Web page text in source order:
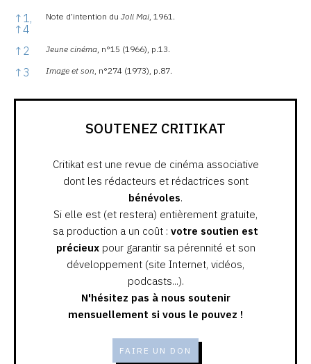
Notes
↑ 1,
↑4
Note d’intention du Joli Mai, 1961.
↑ 2 Jeune cinéma, n°15 (1966), p.13.
↑ 3 Image et son, n°274 (1973), p.87.
SOUTENEZ CRITIKAT
Critikat est une revue de cinéma associative
dont les rédacteurs et rédactrices sont
bénévoles.
Si elle est (et restera) entièrement gratuite,
sa production a un coût : votre soutien est
précieuxpour garantir sa pérennité et son
développement (site Internet, vidéos,
podcasts...).
N'hésitez pas à nous soutenir
mensuellement si vous le pouvez !
FAIRE UN DON